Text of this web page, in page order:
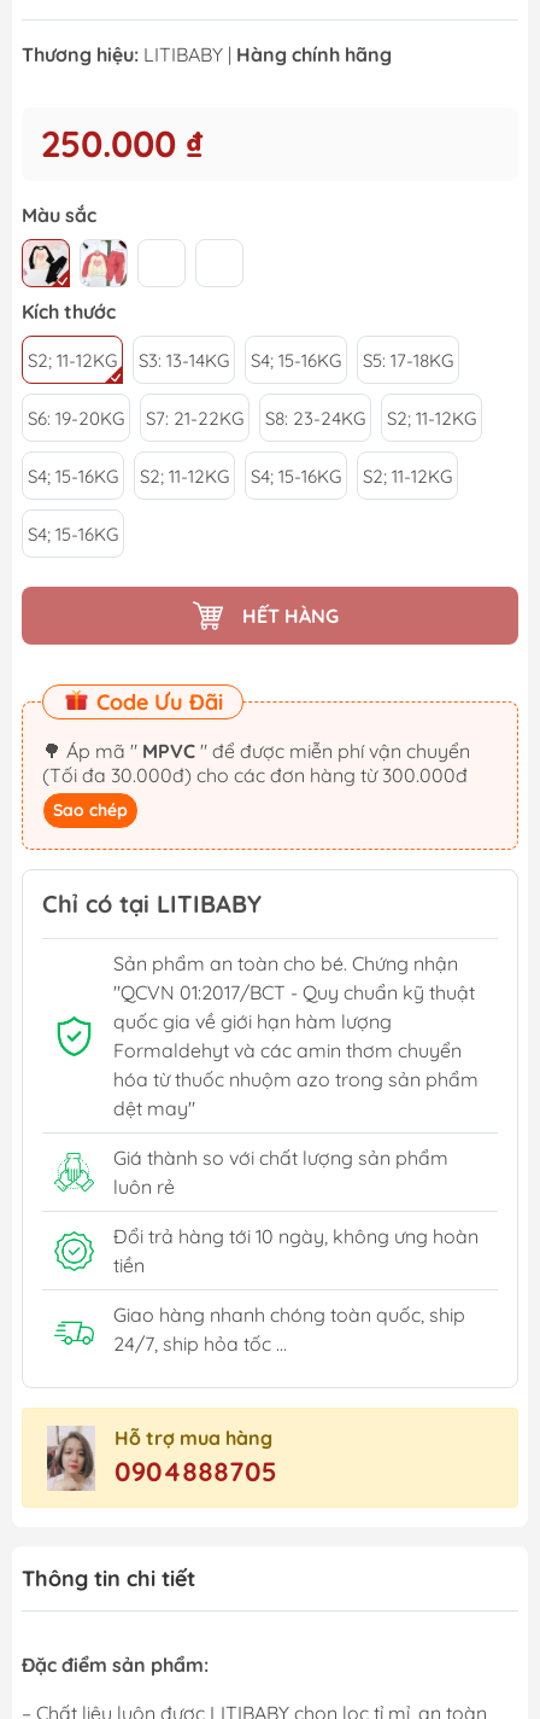
Thương hiệu: LITIBABY | Hàng chính hãng
250.000 ₫
Màu sắc
Kích thước
S2; 11-12KG S3: 13-14KG S4; 15-16KG S5: 17-18KG
S6: 19-20KG S7: 21-22KG S8: 23-24KG S2; 11-12KG
S4; 15-16KG S2; 11-12KG S4; 15-16KG S2; 11-12KG
S4; 15-16KG
HẾT HÀNG
Code Ưu Đãi
🌳 Áp mã " MPVC " để được miễn phí vận chuyển
(Tối đa 30.000đ) cho các đơn hàng từ 300.000đ
Sao chép
Chỉ có tại LITIBABY
Sản phẩm an toàn cho bé. Chứng nhận
"QCVN 01:2017/BCT - Quy chuẩn kỹ thuật
quốc gia về giới hạn hàm lượng
Formaldehyt và các amin thơm chuyển
hóa từ thuốc nhuộm azo trong sản phẩm
dệt may"
Giá thành so với chất lượng sản phẩm
luôn rẻ
Đổi trả hàng tới 10 ngày, không ưng hoàn
tiền
Giao hàng nhanh chóng toàn quốc, ship
24/7, ship hỏa tốc ...
Hỗ trợ mua hàng
0904888705
Thông tin chi tiết
Đặc điểm sản phẩm:
– Chất liệu luôn được LITIBABY chọn lọc tỉ mỉ, an toàn